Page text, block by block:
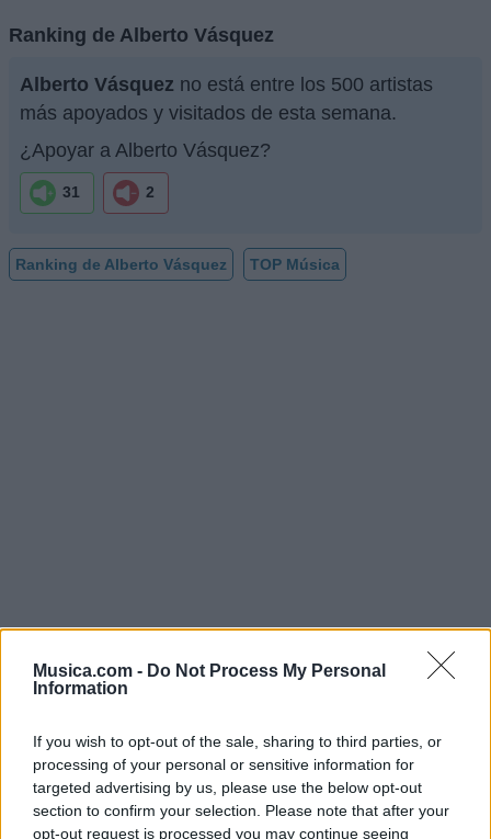
Musica.com - Do Not Process My Personal
Information
If you wish to opt-out of the sale, sharing to third parties, or
processing of your personal or sensitive information for
targeted advertising by us, please use the below opt-out
section to confirm your selection. Please note that after your
opt-out request is processed you may continue seeing
Ranking de Alberto Vásquez
Alberto Vásquez no está entre los 500 artistas
más apoyados y visitados de esta semana.
¿Apoyar a Alberto Vásquez?
31 2
Ranking de Alberto Vásquez TOP Música
Música Relacionada
Shakira